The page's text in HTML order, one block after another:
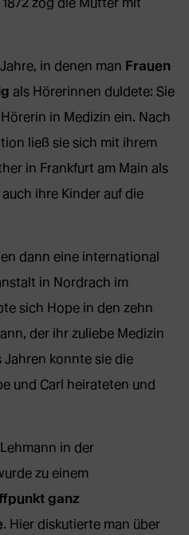
in denen man Frauen
als Hörerinnen duldete: Sie
in Medizin ein. Nach
ließ sie sich mit ihrem
in Frankfurt am Main als
ihre Kinder auf die
dann eine international
in Nordrach im
sich Hope in den zehn
der ihr zuliebe Medizin
konnte sie die
und Carl heirateten und
in der
zu einem
ganz
. Hier diskutierte man über